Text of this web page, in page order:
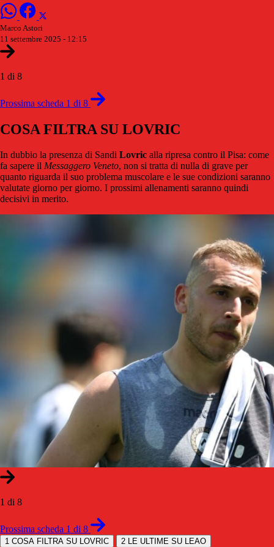
Marco Astori
11 settembre 2025 - 12:15
1 di 8
Prossima scheda 1 di 8
COSA FILTRA SU LOVRIC
In dubbio la presenza di Sandi Lovric alla ripresa contro il Pisa: come
fa sapere il Messaggero Veneto, non si tratta di nulla di grave per
quanto riguarda il suo problema muscolare e le sue condizioni saranno
valutate giorno per giorno. I prossimi allenamenti saranno quindi
decisivi in merito.
1 di 8
Prossima scheda 1 di 8
1 COSA FILTRA SU LOVRIC 2 LE ULTIME SU LEAO